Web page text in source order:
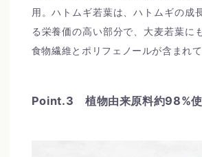
用。ハトムギ若葉は、ハトムギの成
る栄養価の高い部分で、大麦若葉に
食物繊維とポリフェノールが含まれて
Point.3 植物由来原料約98%使